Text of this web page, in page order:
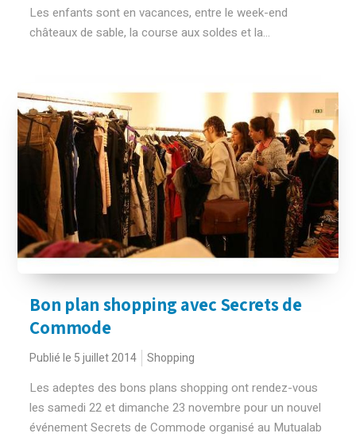
Les enfants sont en vacances, entre le week-end
châteaux de sable, la course aux soldes et la...
Bon plan shopping avec Secrets de
Commode
Publié le 5 juillet 2014 Shopping
Les adeptes des bons plans shopping ont rendez-vous
les samedi 22 et dimanche 23 novembre pour un nouvel
événement Secrets de Commode organisé au Mutualab